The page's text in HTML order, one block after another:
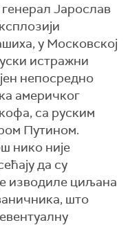
Јарослав
у Московској
истражни
непосредно
америчког
са руским
Путином.
нико није
да су
изводиле циљана
што